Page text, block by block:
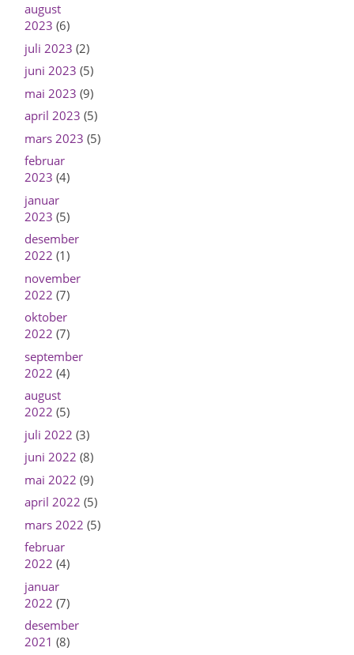
august
2023 (6)
juli 2023 (2)
juni 2023 (5)
mai 2023 (9)
april 2023 (5)
mars 2023 (5)
februar
2023 (4)
januar
2023 (5)
desember
2022 (1)
november
2022 (7)
oktober
2022 (7)
september
2022 (4)
august
2022 (5)
juli 2022 (3)
juni 2022 (8)
mai 2022 (9)
april 2022 (5)
mars 2022 (5)
februar
2022 (4)
januar
2022 (7)
desember
2021 (8)